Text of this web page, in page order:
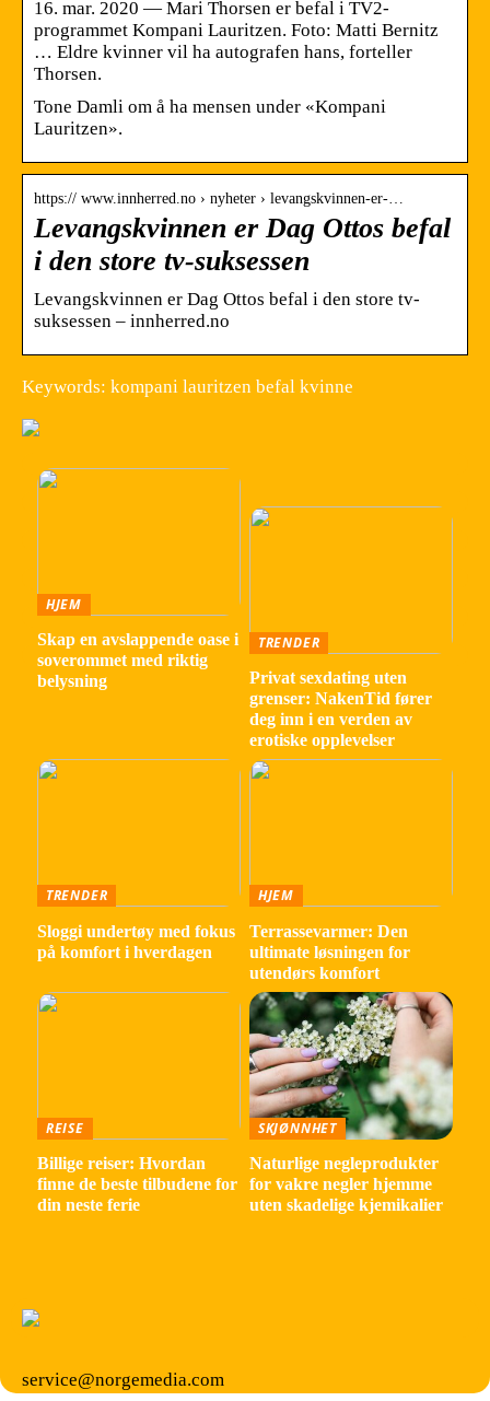
16. mar. 2020 — Mari Thorsen er befal i TV2-
programmet Kompani Lauritzen. Foto: Matti Bernitz
… Eldre kvinner vil ha autografen hans, forteller
Thorsen.
Tone Damli om å ha mensen under «Kompani
Lauritzen».
https:// www.innherred.no › nyheter › levangskvinnen-er-…
Levangskvinnen er Dag Ottos befal
i den store tv-suksessen
Levangskvinnen er Dag Ottos befal i den store tv-
suksessen – innherred.no
Keywords: kompani lauritzen befal kvinne
HJEM
Skap en avslappende oase i
soverommet med riktig
belysning
TRENDER
Privat sexdating uten
grenser: NakenTid fører
deg inn i en verden av
erotiske opplevelser
TRENDER
Sloggi undertøy med fokus
på komfort i hverdagen
HJEM
Terrassevarmer: Den
ultimate løsningen for
utendørs komfort
REISE
Billige reiser: Hvordan
finne de beste tilbudene for
din neste ferie
SKJØNNHET
Naturlige negleprodukter
for vakre negler hjemme
uten skadelige kjemikalier
service@norgemedia.com